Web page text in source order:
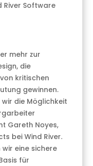
River Software
mehr zur
die
kritischen
gewinnen.
die Möglichkeit
Gareth Noyes,
bei Wind River.
wir eine sichere
für